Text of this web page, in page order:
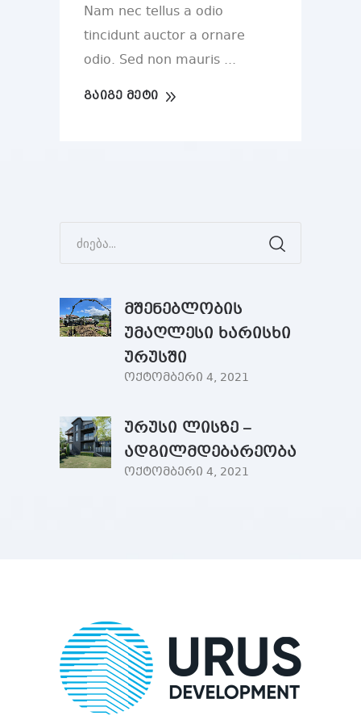
Nam nec tellus a odio
tincidunt auctor a ornare
odio. Sed non mauris
ᲒᲐᲘᲒᲔ ᲛᲔᲢᲘ
მშენებლობის
უმაღლესი ხარისხი
ურუსში
ოქტომბერი 4, 2021
ურუსი ლისზე –
ადგილმდებარეობა
ოქტომბერი 4, 2021